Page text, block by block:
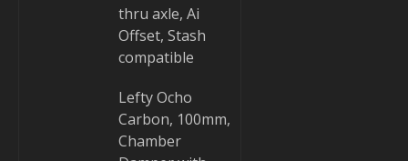
thru axle, Ai
Offset, Stash
compatible
Lefty Ocho
Carbon, 100mm,
Chamber